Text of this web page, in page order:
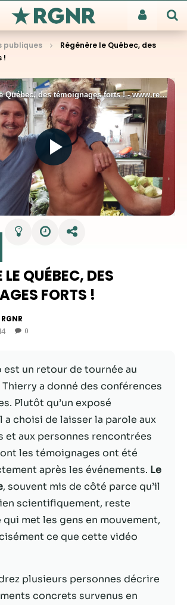
publiques
Régénère le Québec, des
!
LE QUÉBEC, DES
FORTS !
0
est un retour de tournée au
Thierry a donné des conférences
Plutôt qu’un exposé
a choisi de laisser la parole aux
et aux personnes rencontrées
les témoignages ont été
après les événements. Le
, souvent mis de côté parce qu’il
scientifiquement, reste
met les gens en mouvement,
ce que cette vidéo
plusieurs personnes décrire
concrets survenus en
Nécessaire
sont pas
facultatifs. Ils
sont
nécessaires au
fonctionnement
du site Web.
Afin que nous
puissions
améliorer la